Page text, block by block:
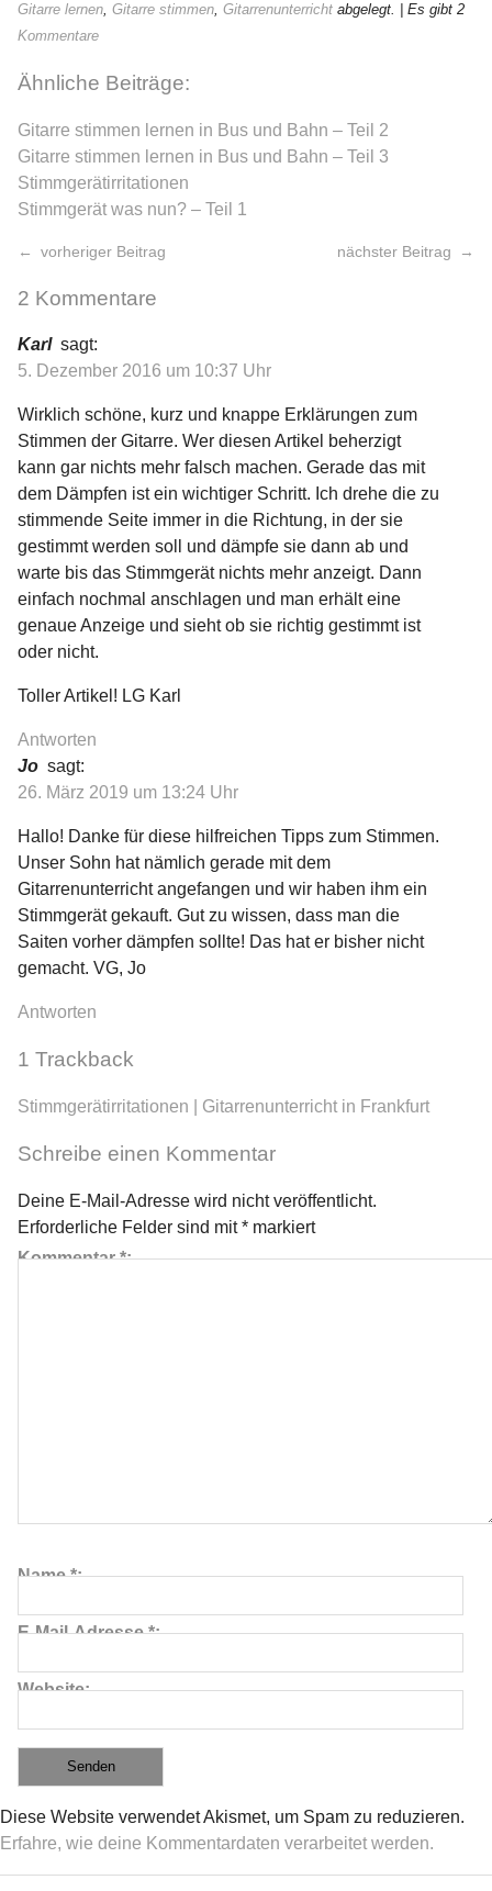
Gitarre lernen, Gitarre stimmen, Gitarrenunterricht abgelegt.
| Es gibt 2
Kommentare
Ähnliche Beiträge:
Gitarre stimmen lernen in Bus und Bahn – Teil 2
Gitarre stimmen lernen in Bus und Bahn – Teil 3
Stimmgerätirritationen
Stimmgerät was nun? – Teil 1
vorheriger Beitrag nächster Beitrag
2 Kommentare
Karl sagt:
5. Dezember 2016 um 10:37 Uhr
Wirklich schöne, kurz und knappe Erklärungen zum
Stimmen der Gitarre. Wer diesen Artikel beherzigt
kann gar nichts mehr falsch machen. Gerade das mit
dem Dämpfen ist ein wichtiger Schritt. Ich drehe die zu
stimmende Seite immer in die Richtung, in der sie
gestimmt werden soll und dämpfe sie dann ab und
warte bis das Stimmgerät nichts mehr anzeigt. Dann
einfach nochmal anschlagen und man erhält eine
genaue Anzeige und sieht ob sie richtig gestimmt ist
oder nicht.
Toller Artikel! LG Karl
Antworten
Jo sagt:
26. März 2019 um 13:24 Uhr
Hallo! Danke für diese hilfreichen Tipps zum Stimmen.
Unser Sohn hat nämlich gerade mit dem
Gitarrenunterricht angefangen und wir haben ihm ein
Stimmgerät gekauft. Gut zu wissen, dass man die
Saiten vorher dämpfen sollte! Das hat er bisher nicht
gemacht. VG, Jo
Antworten
1 Trackback
Stimmgerätirritationen | Gitarrenunterricht in Frankfurt
Schreibe einen Kommentar
Deine E-Mail-Adresse wird nicht veröffentlicht.
Erforderliche Felder sind mit* markiert
Kommentar*
Name*
E-Mail-Adresse*
Website
Diese Website verwendet Akismet, um Spam zu reduzieren.
Erfahre, wie deine Kommentardaten verarbeitet werden.